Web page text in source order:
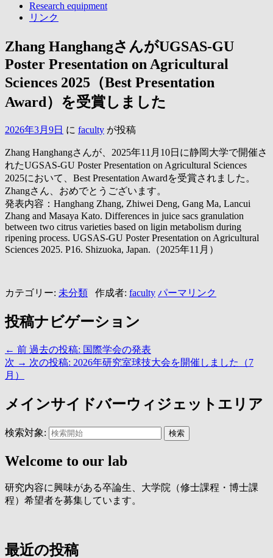
Research equipment
リンク
Zhang HanghangさんがUGSAS-GU
Poster Presentation on Agricultural
Sciences 2025（Best Presentation
Award）を受賞しました
2026年3月9日 に faculty が投稿
Zhang Hanghangさんが、2025年11月10日に静岡大学で開催さ
れたUGSAS-GU Poster Presentation on Agricultural Sciences
2025において、Best Presentation Awardを受賞されました。
Zhangさん、おめでとうございます。
発表内容：Hanghang Zhang, Zhiwei Deng, Gang Ma, Lancui
Zhang and Masaya Kato. Differences in juice sacs granulation
between two citrus varieties based on ligin metabolism during
ripening process. UGSAS-GU Poster Presentation on Agricultural
Sciences 2025. P16. Shizuoka, Japan.（2025年11月）
カテゴリー: 未分類 作成者: faculty パーマリンク
投稿ナビゲーション
← 前 過去の投稿: 国際学会の発表
次 → 次の投稿: 2026年研究室球技大会を開催しました（7
月）
メインサイドバーウィジェットエリア
検索対象: 検索
Welcome to our lab
研究内容に興味がある卒論生、大学院（修士課程・博士課
程）希望者を募集しています。
最近の投稿